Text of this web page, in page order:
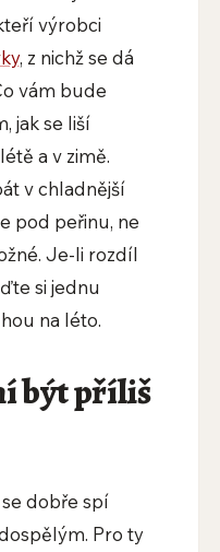
výrobci
, z nichž se dá
vám bude
jak se liší
a v zimě.
v chladnější
pod peřinu, ne
Je-li rozdíl
si jednu
na léto.
být příliš
dobře spí
Pro ty